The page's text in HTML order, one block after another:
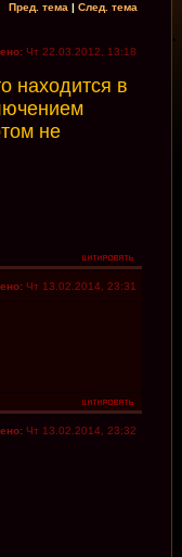
Пред. тема | След. тема
Чт 22.03.2012, 13:18
находится в
не
Чт 13.02.2014, 23:31
Чт 13.02.2014, 23:32